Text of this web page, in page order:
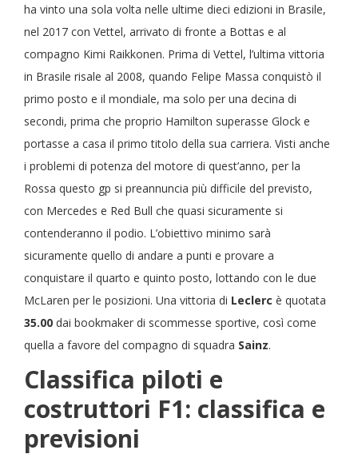
ha vinto una sola volta nelle ultime dieci edizioni in Brasile,
nel 2017 con Vettel, arrivato di fronte a Bottas e al
compagno Kimi Raikkonen. Prima di Vettel, l’ultima vittoria
in Brasile risale al 2008, quando Felipe Massa conquistò il
primo posto e il mondiale, ma solo per una decina di
secondi, prima che proprio Hamilton superasse Glock e
portasse a casa il primo titolo della sua carriera. Visti anche
i problemi di potenza del motore di quest’anno, per la
Rossa questo gp si preannuncia più difficile del previsto,
con Mercedes e Red Bull che quasi sicuramente si
contenderanno il podio. L’obiettivo minimo sarà
sicuramente quello di andare a punti e provare a
conquistare il quarto e quinto posto, lottando con le due
McLaren per le posizioni. Una vittoria di Leclerc è quotata
35.00 dai bookmaker di scommesse sportive, così come
quella a favore del compagno di squadra Sainz.
Classifica piloti e
costruttori F1: classifica e
previsioni